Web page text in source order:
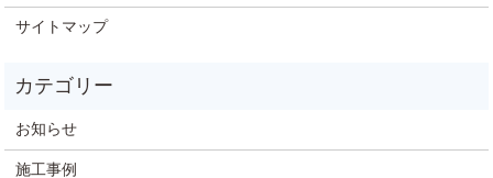
サイトマップ
お知らせ
施工事例